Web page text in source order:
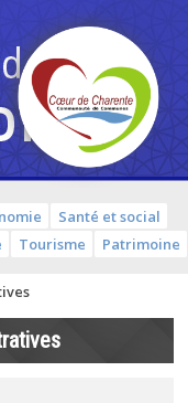
Santé et social
Tourisme Patrimoine